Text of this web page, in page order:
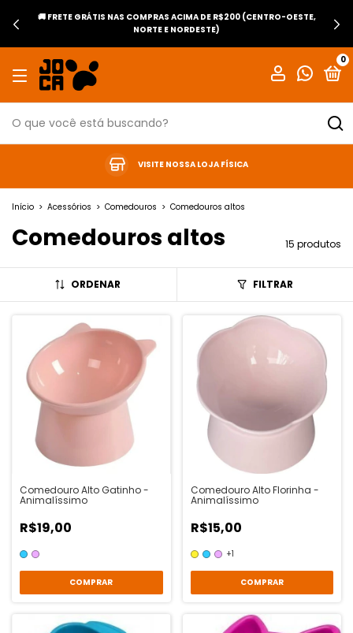
🚚 FRETE GRÁTIS NAS COMPRAS ACIMA DE R$200 (CENTRO-OESTE,
NORTE E NORDESTE)
0
VISITE NOSSA LOJA FÍSICA
Início > Acessórios > Comedouros > Comedouros altos
Comedouros altos 15 produtos
ORDENAR FILTRAR
Comedouro Alto Gatinho -
Animalíssimo
R$19,00
COMPRAR
Comedouro Alto Florinha -
Animalíssimo
R$15,00
+1
COMPRAR